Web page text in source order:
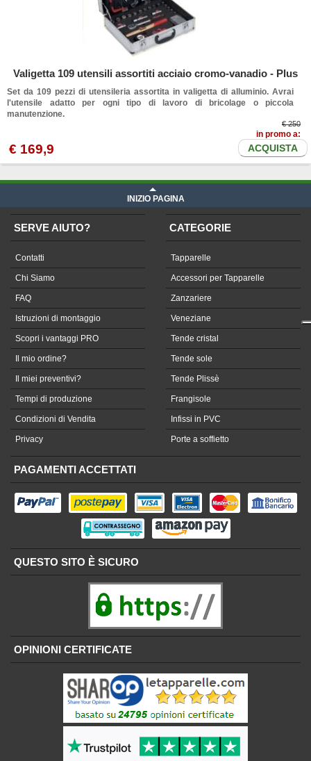
Valigetta 109 utensili assortiti acciaio cromo-vanadio - Plus
Set da 109 pezzi di utensileria assortita in valigetta di alluminio. Avrai
l'utensile adatto per ogni tipo di lavoro di bricolage o piccola
manutenzione.
€ 250
in promo a:
€ 169,9 ACQUISTA
INIZIO PAGINA
SERVE AIUTO?
Contatti
Chi Siamo
FAQ
Istruzioni di montaggio
Scopri i vantaggi PRO
Il mio ordine?
Il miei preventivi?
Tempi di produzione
Condizioni di Vendita
Privacy
CATEGORIE
Tapparelle
Accessori per Tapparelle
Zanzariere
Veneziane
Tende cristal
Tende sole
Tende Plissè
Frangisole
Infissi in PVC
Porte a soffietto
PAGAMENTI ACCETTATI
QUESTO SITO È SICURO
OPINIONI CERTIFICATE